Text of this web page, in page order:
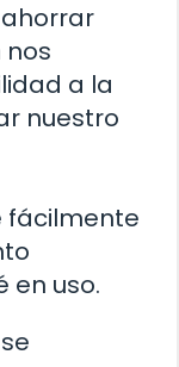
a la
nuestro
fácilmente
en uso.